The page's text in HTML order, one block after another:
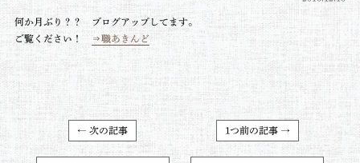
何か月ぶり？？ ブログアップしてます。
ご覧ください！ ⇒職あきんど
← 次の記事 1つ前の記事 →